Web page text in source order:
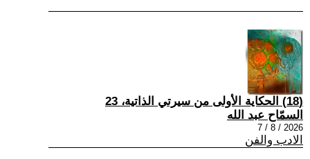
(18) الحكاية الأولى من سيرتي الذاتية، 23
السمّاح عبد الله
2026 / 8 / 7
الادب والفن